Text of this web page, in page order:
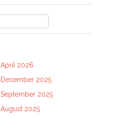
April 2026
December 2025
September 2025
August 2025